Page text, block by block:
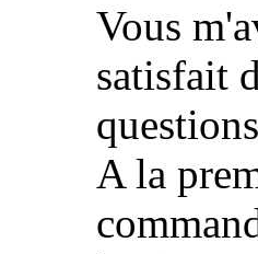
Vous
satisfait
A la